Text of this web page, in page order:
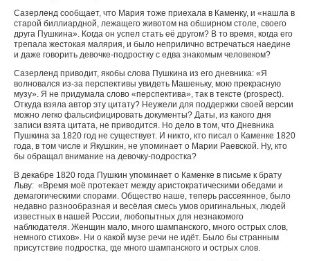
Сазерленд сообщает, что Мария тоже приехала в Каменку, и «нашла в
старой биллиардной, лежащего животом на обширном столе, своего
друга Пушкина». Когда он успел стать её другом? В то время, когда его
трепала жестокая малярия, и было неприлично встречаться наедине
и даже говорить девочке-подростку с едва знакомым человеком?
Сазерленд приводит, якобы слова Пушкина из его дневника: «Я
волновался из-за перспективы увидеть Машеньку, мою прекрасную
музу». Я не придумала слово «перспектива», так в тексте (prospect).
Откуда взяла автор эту цитату? Неужели для поддержки своей версии
можно легко фальсифицировать документы? Даты, из какого дня
записи взята цитата, не приводится. Но дело в том, что Дневника
Пушкина за 1820 год не существует. И никто, кто писал о Каменке 1820
года, в том числе и Якушкин, не упоминает о Марии Раевской. Ну, кто
бы обращал внимание на девочку-подростка?
В декабре 1820 года Пушкин упоминает о Каменке в письме к брату
Льву: «Время моё протекает между аристократическими обедами и
демагогическими спорами. Общество наше, теперь рассеянное, было
недавно разнообразная и весёлая смесь умов оригинальных, людей
известных в нашей России, любопытных для незнакомого
наблюдателя. Женщин мало, много шампанского, много острых слов,
немного стихов». Ни о какой музе речи не идёт. Было бы странным
присутствие подростка, где много шампанского и острых слов.